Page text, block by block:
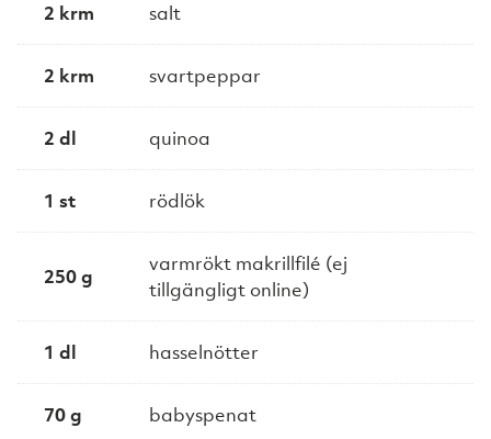
2 krm salt
2 krm svartpeppar
2 dl quinoa
1 st rödlök
250 g
varmrökt makrillfilé (ej
tillgängligt online)
1 dl hasselnötter
70 g babyspenat